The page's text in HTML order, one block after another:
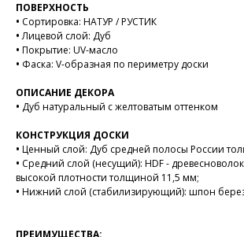
ПОВЕРХНОСТЬ
• Сортировка: НАТУР / РУСТИК
•Лицевой слой: Дуб
• Покрытие: UV-масло
• Фаска: V-образная по периметру доски
ОПИСАНИЕ ДЕКОРА
• Дуб натуральный с желтоватым оттенком
КОНСТРУКЦИЯ ДОСКИ
• Ценный слой: Дуб средней полосы России
• Средний слой (несущий): HDF -
высокой плотности толщиной 11,5 мм;
• Нижний слой (стабилизирующий): шпон